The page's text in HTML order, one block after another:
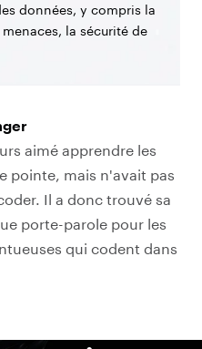
données, y compris la
la sécurité de
aimé apprendre les
pointe, mais n'avait pas
Il a donc trouvé sa
porte-parole pour les
qui codent dans